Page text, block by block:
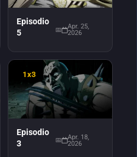
Episodio
5
Apr. 25,
2026
1x3
Episodio
3
Apr. 18,
2026